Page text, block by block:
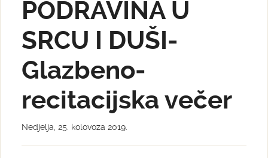
PODRAVINA U
SRCU I DUŠI-
Glazbeno-
recitacijska večer
Nedjelja, 25. kolovoza 2019.